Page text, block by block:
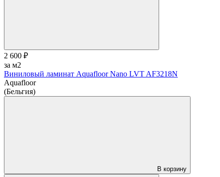
2 600 ₽
за м2
Виниловый ламинат Aquafloor Nano LVT AF3218N
Aquafloor
(Бельгия)
В корзину